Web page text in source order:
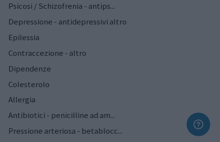
Psicosi / Schizofrenia - antips...
Depressione - antidepressivi altro
Epilessia
Contraccezione - altro
Dipendenze
Colesterolo
Allergia
Antibiotici - penicilline ad am...
Pressione arteriosa - betablocc...